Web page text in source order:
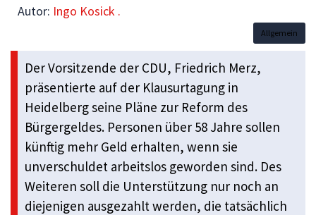
Autor: Ingo Kosick .
Allgemein
Der Vorsitzende der CDU, Friedrich Merz,
präsentierte auf der Klausurtagung in
Heidelberg seine Pläne zur Reform des
Bürgergeldes. Personen über 58 Jahre sollen
künftig mehr Geld erhalten, wenn sie
unverschuldet arbeitslos geworden sind. Des
Weiteren soll die Unterstützung nur noch an
diejenigen ausgezahlt werden, die tatsächlich